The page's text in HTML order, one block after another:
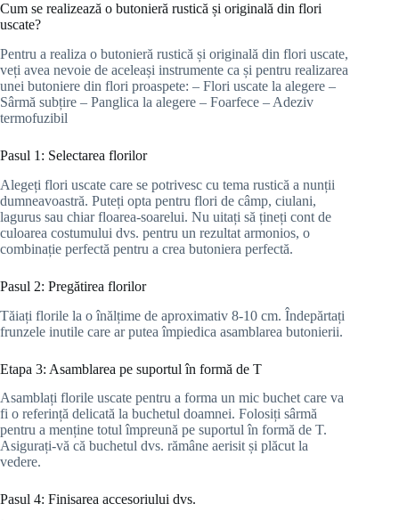
Cum se realizează o butonieră rustică și originală din flori
uscate?
Pentru a realiza o butonieră rustică și originală din flori uscate,
veți avea nevoie de aceleași instrumente ca și pentru realizarea
unei butoniere din flori proaspete: – Flori uscate la alegere –
Sârmă subțire – Panglica la alegere – Foarfece – Adeziv
termofuzibil
Pasul 1: Selectarea florilor
Alegeți flori uscate care se potrivesc cu tema rustică a nunții
dumneavoastră. Puteți opta pentru flori de câmp, ciulani,
lagurus sau chiar floarea-soarelui. Nu uitați să țineți cont de
culoarea costumului dvs. pentru un rezultat armonios, o
combinație perfectă pentru a crea butoniera perfectă.
Pasul 2: Pregătirea florilor
Tăiați florile la o înălțime de aproximativ 8-10 cm. Îndepărtați
frunzele inutile care ar putea împiedica asamblarea butonierii.
Etapa 3: Asamblarea pe suportul în formă de T
Asamblați florile uscate pentru a forma un mic buchet care va
fi o referință delicată la buchetul doamnei. Folosiți sârmă
pentru a menține totul împreună pe suportul în formă de T.
Asigurați-vă că buchetul dvs. rămâne aerisit și plăcut la
vedere.
Pasul 4: Finisarea accesoriului dvs.